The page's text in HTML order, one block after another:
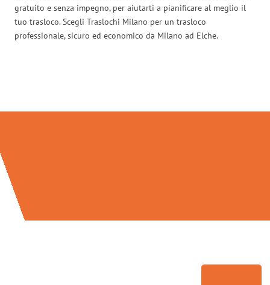
gratuito e senza impegno, per aiutarti a pianificare al meglio il
tuo trasloco. Scegli Traslochi Milano per un trasloco
professionale, sicuro ed economico da Milano ad Elche.